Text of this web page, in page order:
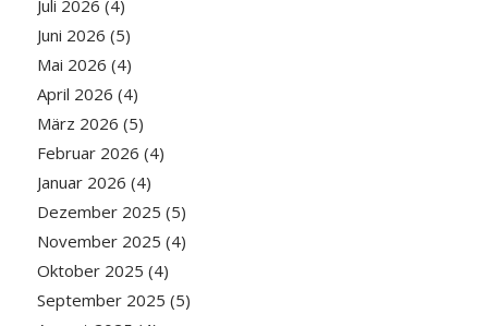
Juli 2026 (4)
Juni 2026 (5)
Mai 2026 (4)
April 2026 (4)
März 2026 (5)
Februar 2026 (4)
Januar 2026 (4)
Dezember 2025 (5)
November 2025 (4)
Oktober 2025 (4)
September 2025 (5)